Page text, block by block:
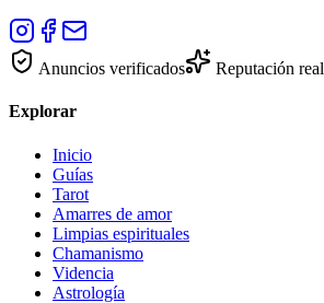
Anuncios verificados Reputación real
Explorar
Inicio
Guías
Tarot
Amarres de amor
Limpias espirituales
Chamanismo
Videncia
Astrología